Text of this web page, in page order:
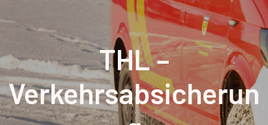
THL –
Verkehrsabsicherun